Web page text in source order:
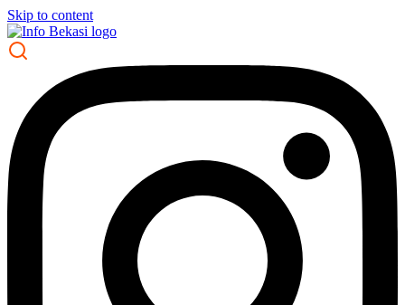
Skip to content